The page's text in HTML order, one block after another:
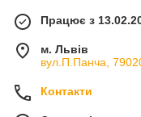
Працює з
м. Львів
вул.П.Панча,
Контакти